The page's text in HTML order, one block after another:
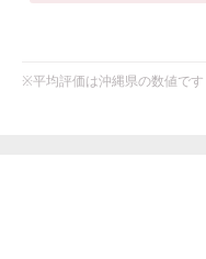
※平均評価は沖縄県の数値です